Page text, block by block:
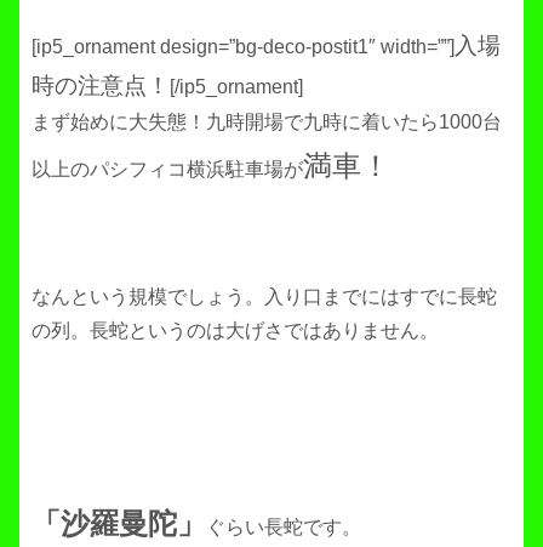
[ip5_ornament design=”bg-deco-postit1″ width=””] 入場
時の注意点！
[/ip5_ornament]
まず始めに大失態！九時開場で九時に着いたら1000台
以上のパシフィコ横浜駐車場が満車！
なんという規模でしょう。入り口までにはすでに長蛇
の列。長蛇というのは大げさではありません。
「沙羅曼陀」 ぐらい長蛇です。